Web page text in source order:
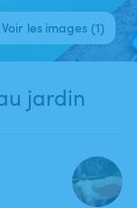
Voir les images (1)
jardin